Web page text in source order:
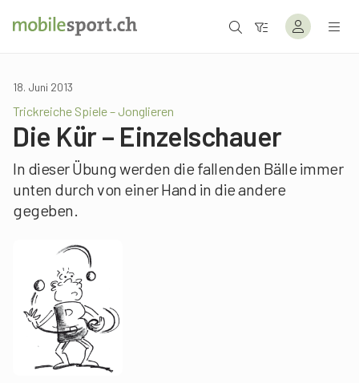
18. Juni 2013
Trickreiche Spiele – Jonglieren
Die Kür – Einzelschauer
In dieser Übung werden die fallenden Bälle immer
unten durch von einer Hand in die andere
gegeben.